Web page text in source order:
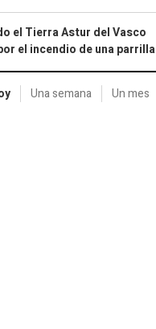
el Tierra Astur del Vasco
el incendio de una parrilla
Una semana Un mes